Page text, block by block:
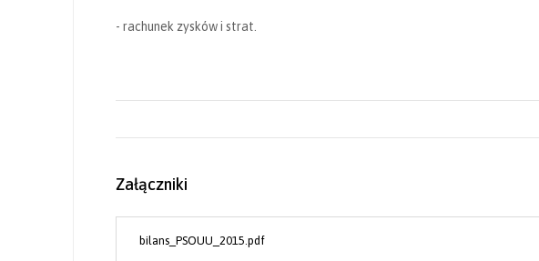
- rachunek zysków i strat.
Załączniki
bilans_PSOUU_2015.pdf